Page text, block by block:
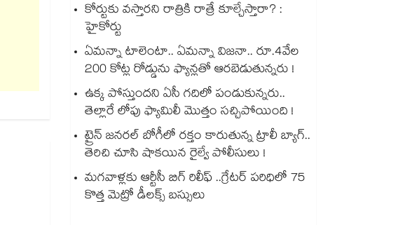
కోర్టుకు వస్తారని రాత్రికి రాత్రే కూల్చేస్తారా? :
హైకోర్టు
ఏమన్నా టాలెంటా.. ఏమన్నా విజనా.. రూ.4వేల
200 కోట్ల రోడ్డును ఫ్యాన్లతో ఆరబెడుతున్నరు !
ఉక్క పోస్తుందని ఏసీ గదిలో పండుకున్నరు..
తెల్లారే లోపు ఫ్యామిలీ మొత్తం సచ్చిపోయింది !
ట్రైన్ జనరల్ బోగీలో రక్తం కారుతున్న ట్రాలీ బ్యాగ్..
తెరిచి చూసి షాకయిన రైల్వే పోలీసులు !
మగవాళ్లకు ఆర్టీసీ బిగ్ రిలీఫ్ ..గ్రేటర్ పరిధిలో 75
కొత్త మెట్రో డీలక్స్ బస్సులు